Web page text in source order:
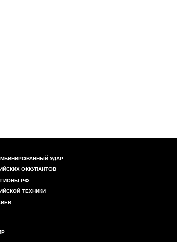
УДАР
ОККУПАНТОВ
РФ
ТЕХНИКИ